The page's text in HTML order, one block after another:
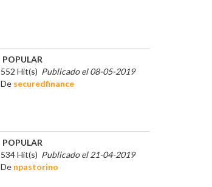
POPULAR
552 Hit(s) Publicado el 08-05-2019
De securedfinance
POPULAR
534 Hit(s) Publicado el 21-04-2019
De npastorino